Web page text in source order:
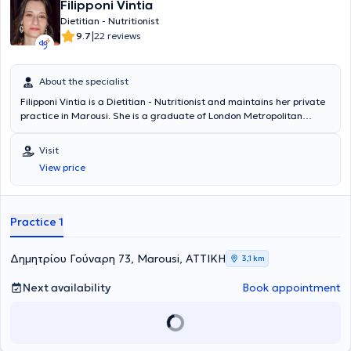
Filipponi Vintia
Dietitian - Nutritionist
9.7|22 reviews
About the specialist
Filipponi Vintia is a Dietitian - Nutritionist and maintains her private
practice in Marousi. She is a graduate of London Metropolitan
worked as a Clinical Dietitian - Nutritionist at Hygeia Hospital, Medi
Jeunesse Laser Clinic, Palestra Gym, as well as at a Pharmacy in
Marousi.
Visit
View price
Practice 1
Δημητρίου Γούναρη 73, Marousi, ΑΤΤΙΚΗ 3,1 km
Next availability Book appointment